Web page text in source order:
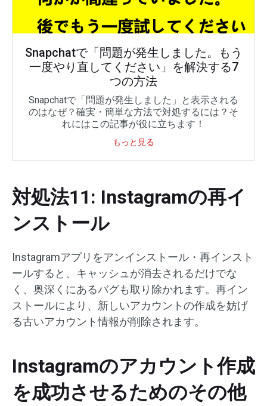
Snapchatで「問題が発生しました。もう
一度やり直してください」を解決する7
つの方法
Snapchatで「問題が発生しました」と表示される
のはなぜ？確実・簡単な方法で対処するには？そ
れにはこの記事が役に立ちます！
もっと見る
対処法11: Instagramの再イ
ンストール
Instagramアプリをアンインストール・再インスト
ールすると、キャッシュが消去されるだけでな
く、奥深くにあるバグも取り除かれます。再イン
ストールにより、新しいアカウントの作成を妨げ
る古いアカウント情報が削除されます。
Instagramのアカウント作成
を成功させるためのその他